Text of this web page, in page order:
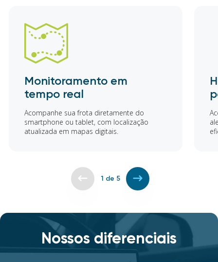
Monitoramento em
tempo real
Acompanhe sua frota diretamente do
smartphone ou tablet, com localização
atualizada em mapas digitais.
1 de 5
Nossos diferenciais